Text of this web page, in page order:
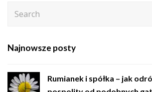
Najnowsze posty
Rumianek i spółka – jak